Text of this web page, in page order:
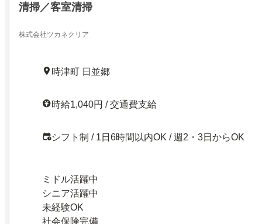
清掃／客室清掃
株式会社ツカネクリア
時津町 日並郷
時給1,040円 / 交通費支給
シフト制 / 1日6時間以内OK / 週2・3日からOK
ミドル活躍中
シニア活躍中
未経験OK
社会保険完備